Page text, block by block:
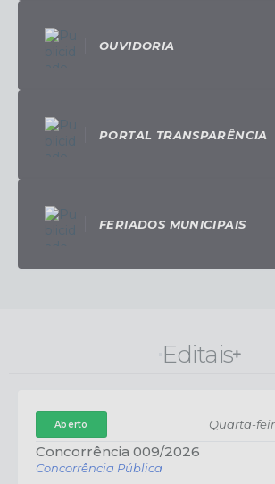
OUVIDORIA
PORTAL TRANSPARÊNCIA
FERIADOS MUNICIPAIS
Editais
Concorrência Pública
Concorrência 009/2026
Aberto Quarta-